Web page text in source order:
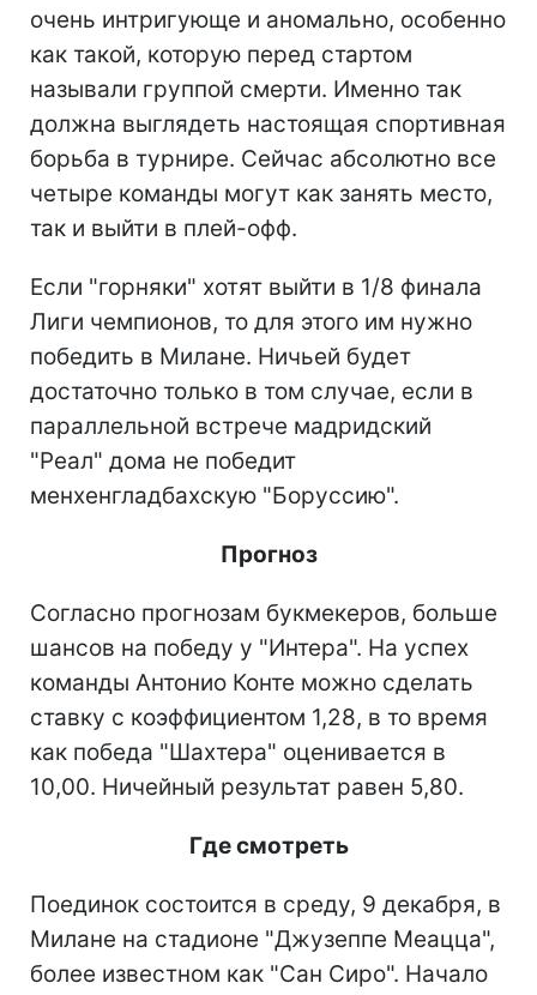
очень интригующе и аномально, особенно
как такой, которую перед стартом
называли группой смерти. Именно так
должна выглядеть настоящая спортивная
борьба в турнире. Сейчас абсолютно все
четыре команды могут как занять место,
так и выйти в плей-офф.
Если "горняки" хотят выйти в 1/8 финала
Лиги чемпионов, то для этого им нужно
победить в Милане. Ничьей будет
достаточно только в том случае, если в
параллельной встрече мадридский
"Реал" дома не победит
менхенгладбахскую "Боруссию".
Прогноз
Согласно прогнозам букмекеров, больше
шансов на победу у "Интера". На успех
команды Антонио Конте можно сделать
ставку с коэффициентом 1,28, в то время
как победа "Шахтера" оценивается в
10,00. Ничейный результат равен 5,80.
Где смотреть
Поединок состоится в среду, 9 декабря, в
Милане на стадионе "Джузеппе Меацца",
более известном как "Сан Сиро". Начало